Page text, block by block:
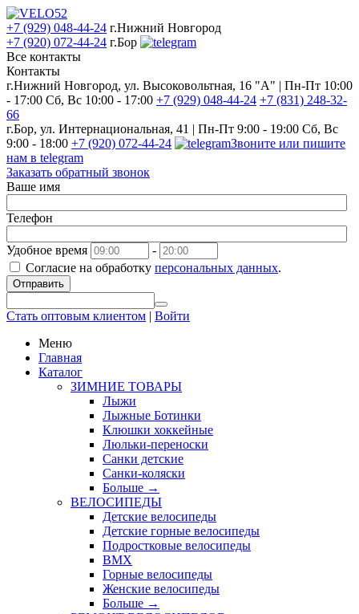
+7 (929) 048-44-24 г.Нижний Новгород
+7 (920) 072-44-24 г.Бор
Все контакты
Контакты
г.Нижний Новгород, ул. Высоковольтная, 16 "А" | Пн-Пт 10:00
- 17:00 Сб, Вс 10:00 - 17:00 +7 (929) 048-44-24 +7 (831) 248-32-
66
г.Бор, ул. Интернациональная, 41 | Пн-Пт 9:00 - 19:00 Сб, Вс
9:00 - 18:00 +7 (920) 072-44-24
Звоните или пишите
нам в telegram
Заказать обратный звонок
Ваше имя
Телефон
Удобное время
-
Согласие на обработку персональных данных.
Отправить
Стать оптовым клиентом | Войти
Меню
Главная
Каталог
ЗИМНИЕ ТОВАРЫ
Лыжи
Лыжные Ботинки
Клюшки хоккейные
Люльки-переноски
Санки детские
Санки-коляски
Больше →
ВЕЛОСИПЕДЫ
Детские велосипеды
Детские горные велосипеды
Подростковые велосипеды
BMX
Горные велосипеды
Женские велосипеды
Больше →